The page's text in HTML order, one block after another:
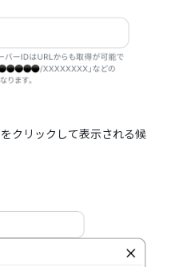
をクリックして表示される候